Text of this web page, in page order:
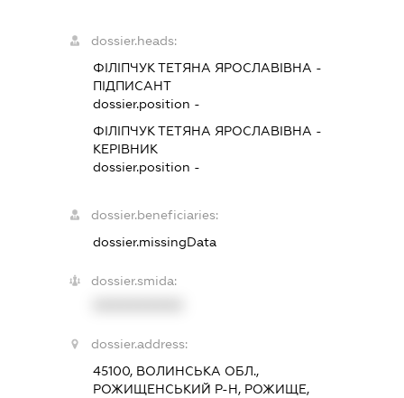
dossier.heads:
ФІЛІПЧУК ТЕТЯНА ЯРОСЛАВІВНА -
ПІДПИСАНТ
dossier.position -
ФІЛІПЧУК ТЕТЯНА ЯРОСЛАВІВНА -
КЕРІВНИК
dossier.position -
dossier.beneficiaries:
dossier.missingData
dossier.smida:
dossier.address:
45100, ВОЛИНСЬКА ОБЛ.,
РОЖИЩЕНСЬКИЙ Р-Н, РОЖИЩЕ,